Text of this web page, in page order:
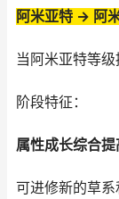
阿米亚特 → 阿
当阿米亚特等
阶段特征：
属性成长综合
可进修新的草系